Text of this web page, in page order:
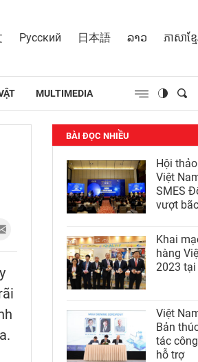
Русский 日本語 ລາວ ភាសាខ្មែ
MULTIMEDIA
BÀI ĐỌC NHIỀU
Hội
Việt
SMES
vượt
Khai
hàng
2023 tại
Việt
Bản
tác
hỗ trợ